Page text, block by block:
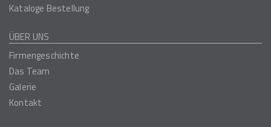
Kataloge Bestellung
ÜBER UNS
Firmengeschichte
Das Team
Galerie
Kontakt